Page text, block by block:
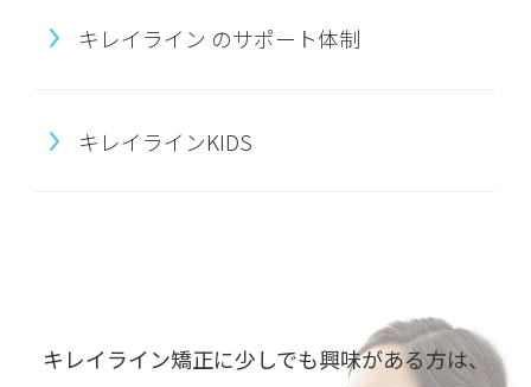
キレイライン のサポート体制
キレイラインKIDS
キレイライン矯正に少しでも興味がある方は、